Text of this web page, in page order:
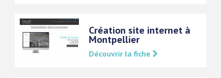
Création site internet à
Montpellier
Découvrir la fiche